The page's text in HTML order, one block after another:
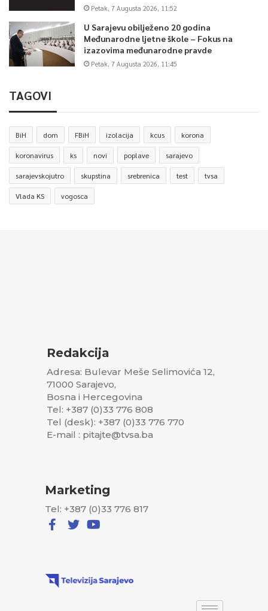
Petak, 7 Augusta 2026, 11:52
U Sarajevu obilježeno 20 godina
Međunarodne ljetne škole – Fokus na
izazovima međunarodne pravde
Petak, 7 Augusta 2026, 11:45
TAGOVI
BiH dom FBiH izolacija kcus korona
koronavirus ks novi poplave sarajevo
sarajevskojutro skupstina srebrenica test tvsa
Vlada KS vogosca
Redakcija
Adresa: Bulevar Meše Selimovića 12,
71000 Sarajevo,
Bosna i Hercegovina
Tel: +387 (0)33 776 808
Tel (desk): +387 (0)33 776 770
E-mail : pitajte@tvsa.ba
Marketing
Tel: +387 (0)33 776 817